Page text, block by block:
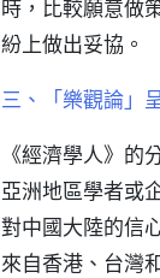
時，比較願意做
紛上做出妥協。
三、「樂觀論」
《經濟學人》
亞洲地區學者或
對中國大陸的信
來自香港、台灣